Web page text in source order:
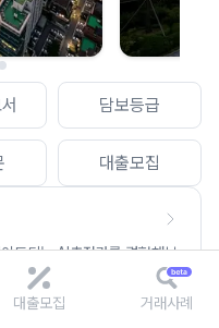
담보등급
대출모집
트되는 AI추정가를 경험해보
대출모집 거래사례